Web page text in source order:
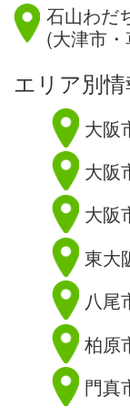
石山わだ
(大津市
エリア別情
大阪
大阪
大阪
東大
八尾
柏原
門真